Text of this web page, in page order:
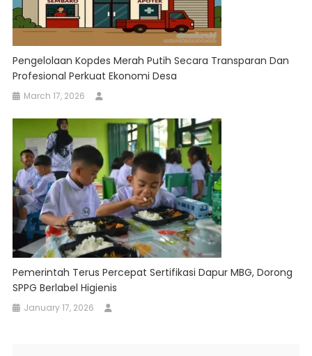
Pengelolaan Kopdes Merah Putih Secara Transparan Dan
Profesional Perkuat Ekonomi Desa
March 17, 2026
Pemerintah Terus Percepat Sertifikasi Dapur MBG, Dorong
SPPG Berlabel Higienis
January 17, 2026